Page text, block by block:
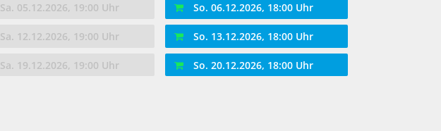
Sa. 05.12.2026, 19:00 Uhr So. 06.12.2026, 18:00 Uhr
Sa. 12.12.2026, 19:00 Uhr So. 13.12.2026, 18:00 Uhr
Sa. 19.12.2026, 19:00 Uhr So. 20.12.2026, 18:00 Uhr